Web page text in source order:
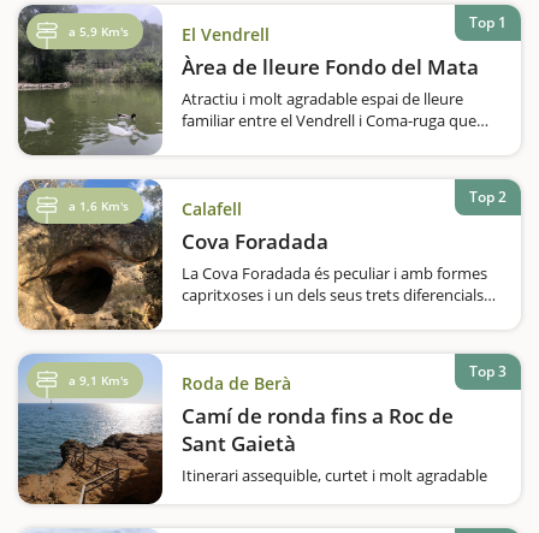
a 5,9 Km's El Vendrell
Àrea de lleure Fondo del Mata
Atractiu i molt agradable espai de lleure
familiar entre el Vendrell i Coma-ruga que
barbacoes, piques amb aixetes
d'aigua.L'espai compta amb zona de
Top 1
a 1,6 Km's Calafell
Cova Foradada
La Cova Foradada és peculiar i amb formes
capritxoses i un dels seus trets diferencials
cavitat hi van habitar neandertals i els homo
sapiens sapiens, i segons els…
Top 2
a 9,1 Km's Roda de Berà
Camí de ronda fins a Roc de
Sant Gaietà
Itinerari assequible, curtet i molt agradable
Top 3